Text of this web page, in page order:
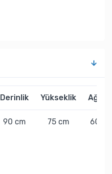
Derinlik Yükseklik Ağırlık
90 cm 75 cm 60 kg